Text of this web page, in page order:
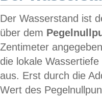
Der Wasserstand ist
über dem
Zentimeter
die lokale
aus. Erst durch die
Wert des